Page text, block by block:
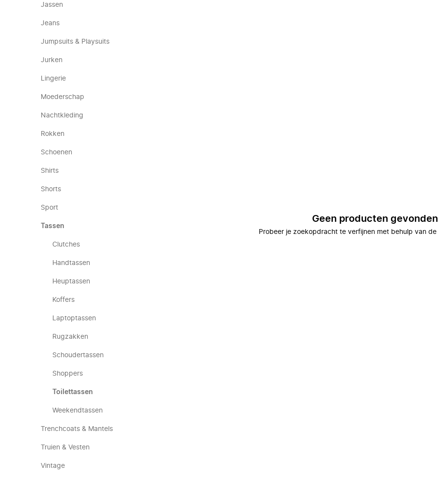
Jassen
Jeans
Jumpsuits & Playsuits
Jurken
Lingerie
Moederschap
Nachtkleding
Rokken
Schoenen
Shirts
Shorts
Sport
Tassen
Clutches
Handtassen
Heuptassen
Koffers
Laptoptassen
Rugzakken
Schoudertassen
Shoppers
Toilettassen
Weekendtassen
Trenchcoats & Mantels
Truien & Vesten
Vintage
Geen producten gevonden
Probeer je zoekopdracht te verfijnen met behulp van